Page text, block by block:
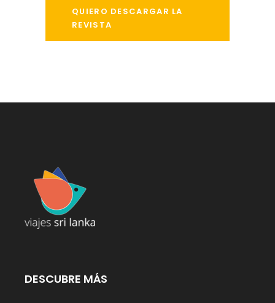
QUIERO DESCARGAR LA
REVISTA
DESCUBRE MÁS